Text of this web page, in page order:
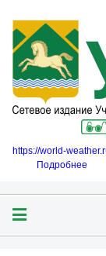
https://world-
Подробнее